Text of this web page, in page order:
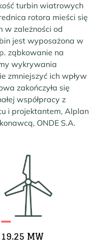
turbin wiatrowych
rotora mieści się
w zależności od
jest wyposażona w
ząbkowanie na
wykrywania
zmniejszyć ich wpływ
zakończyła się
współpracy z
i projektantem, Alplan
ONDE S.A.
19.25 MW